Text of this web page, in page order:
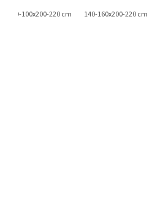
90-100x200-220 cm 140-160x200-220 cm